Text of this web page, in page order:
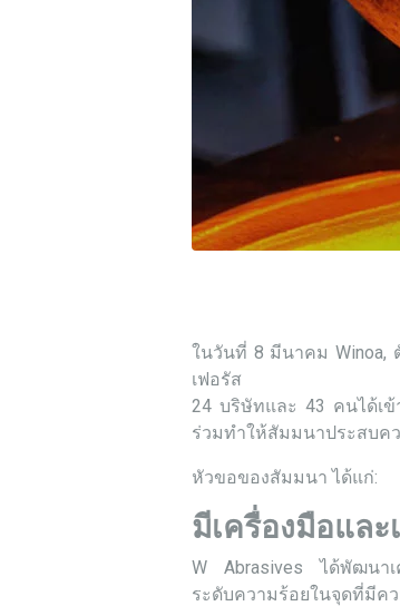
ในวันที่ 8 มีนาคม Winoa,
เฟอรัส
24 บริษัทและ 43 คนได้เ
ร่วมทำให้สัมมนาประสบคว
หัวขอของสัมมนา ได้แก่:
มีเครื่องมือแล
W Abrasives ได้พัฒนาเ
ระดับความร้อยในจุดที่มีค